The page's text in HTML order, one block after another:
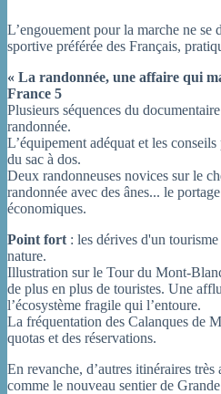
L’engouement pour la marche ne se
sportive préférée des Français,
« La randonnée, une affaire qui
France 5
Plusieurs séquences du
randonnée.
L’équipement adéquat et les
du sac à dos.
Deux randonneuses novices sur le
randonnée avec des ânes... le
économiques.
Point fort : les dérives d'un
nature.
Illustration sur le Tour du Mont-
de plus en plus de touristes. Une
l’écosystème fragile qui l’entoure.
La fréquentation des Calanques de
quotas et des réservations.
En revanche, d’autres itinéraires
comme le nouveau sentier de